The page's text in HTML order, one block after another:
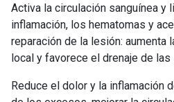
Activa la circulación sanguínea y
inflamación, los hematomas y
reparación de la lesión: aumenta
local y favorece el drenaje de
Reduce el dolor y la inflamación